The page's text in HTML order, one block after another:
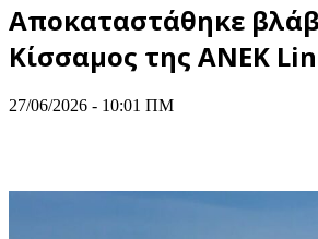
Αποκαταστάθηκε
Κίσσαμος της ANEK
27/06/2026 - 10:01 ΠΜ